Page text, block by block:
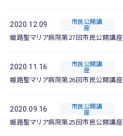
2020.12.09 市民公開講
座
姫路聖マリア病院第27回市民公開講座
2020.11.16 市民公開講
座
姫路聖マリア病院第26回市民公開講座
2020.09.16 市民公開講
座
姫路聖マリア病院第25回市民公開講座